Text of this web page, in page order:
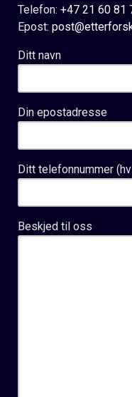
Telefon: +47 21 60 81
Epost:
Ditt navn
Din epostadresse
Ditt telefonnummer
Beskjed til oss